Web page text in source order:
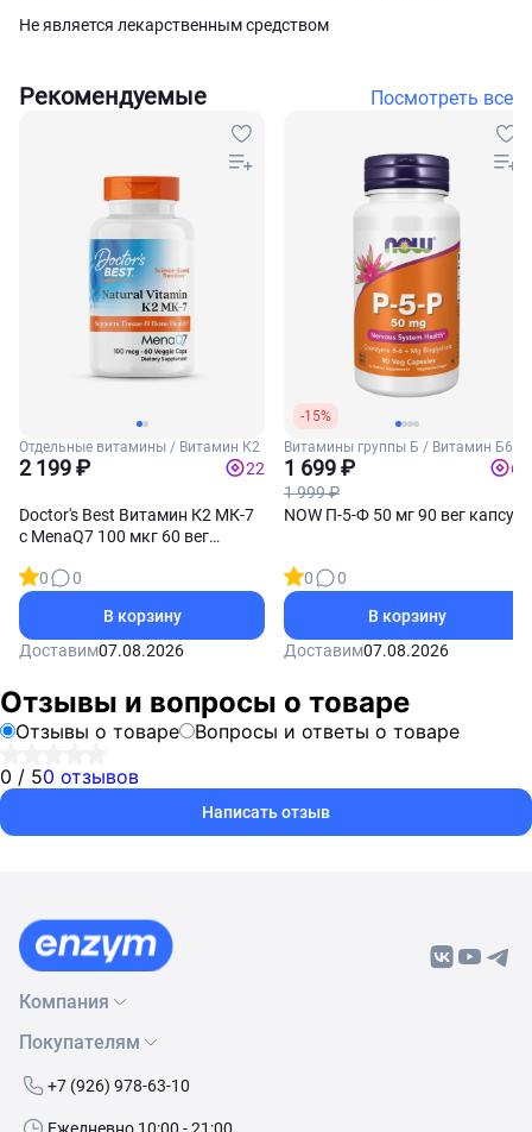
Не является лекарственным средством
Рекомендуемые Посмотреть все
Отдельные витамины / Витамин К2
2 199 ₽ 22
Doctor's Best Витамин К2 МК-7
с MenaQ7 100 мкг 60 вег
0
0
В корзину
Доставим07.08.2026
-15%
Витамины группы Б / Витамин Б6
1 699 ₽
1 999 ₽
68
NOW П-5-Ф 50 мг 90 вег капсул
0
0
В корзину
Доставим07.08.2026
Отзывы и вопросы о товаре
Отзывы о товаре
Вопросы и ответы о товаре
0 / 50 отзывов
Написать отзыв
Компания
О нас
Бренды
Контакты
Покупателям
Как сделать заказ
Условия доставки
+7 (926) 978-63-10